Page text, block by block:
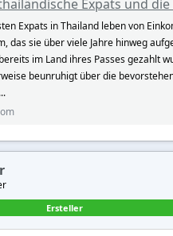
und die bald beginnenden
Expats in Thailand leben von
das sie über viele Jahre hinweg
im Land ihres Passes gezahlt
beunruhigt über die
Ersteller